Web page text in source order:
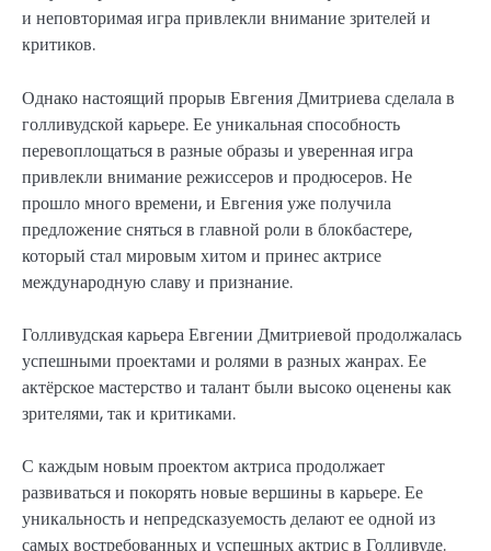
и неповторимая игра привлекли внимание зрителей и
критиков.
Однако настоящий прорыв Евгения Дмитриева сделала в
голливудской карьере. Ее уникальная способность
перевоплощаться в разные образы и уверенная игра
привлекли внимание режиссеров и продюсеров. Не
прошло много времени, и Евгения уже получила
предложение сняться в главной роли в блокбастере,
который стал мировым хитом и принес актрисе
международную славу и признание.
Голливудская карьера Евгении Дмитриевой продолжалась
успешными проектами и ролями в разных жанрах. Ее
актёрское мастерство и талант были высоко оценены как
зрителями, так и критиками.
С каждым новым проектом актриса продолжает
развиваться и покорять новые вершины в карьере. Ее
уникальность и непредсказуемость делают ее одной из
самых востребованных и успешных актрис в Голливуде.